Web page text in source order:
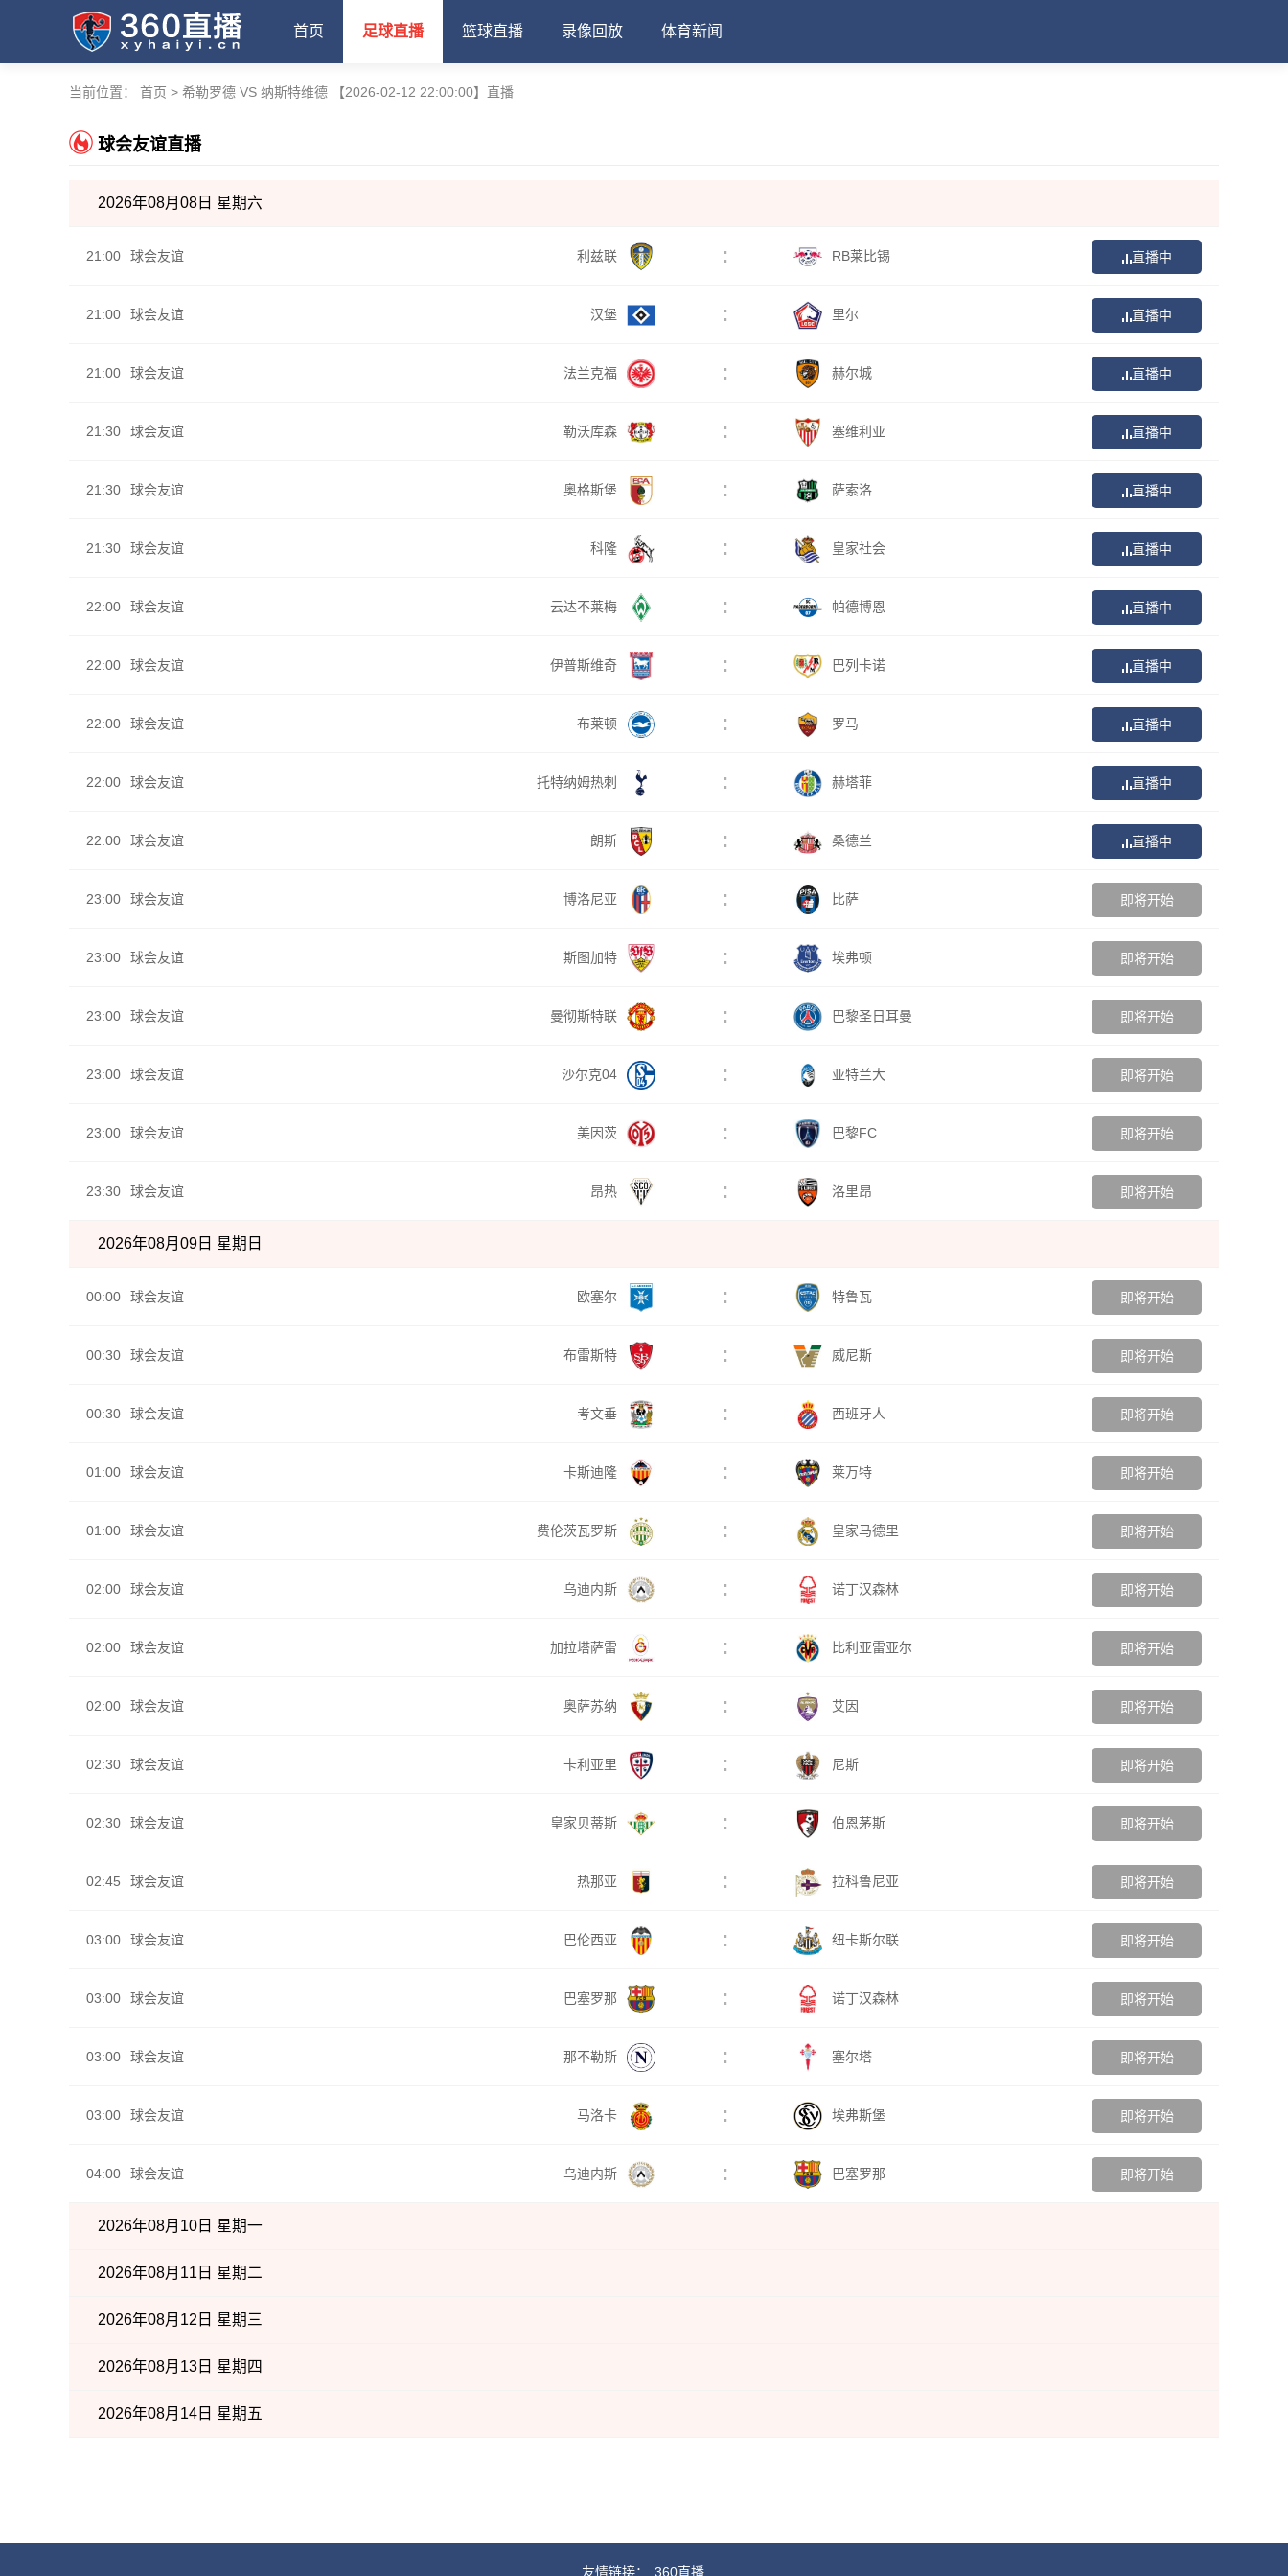
首页 足球直播 篮球直播 录像回放 体育新闻
当前位置： 首页 > 希勒罗德 VS 纳斯特维德 【2026-02-12 22:00:00】直播
球会友谊直播
2026年08月08日 星期六
21:00 球会友谊 利兹联 : RB莱比锡 直播中
21:00 球会友谊 汉堡 : 里尔 直播中
21:00 球会友谊 法兰克福 : 赫尔城 直播中
21:30 球会友谊 勒沃库森 : 塞维利亚 直播中
21:30 球会友谊 奥格斯堡 : 萨索洛 直播中
21:30 球会友谊 科隆 : 皇家社会 直播中
22:00 球会友谊 云达不莱梅 : 帕德博恩 直播中
22:00 球会友谊 伊普斯维奇 : 巴列卡诺 直播中
22:00 球会友谊 布莱顿 : 罗马 直播中
22:00 球会友谊 托特纳姆热刺 : 赫塔菲 直播中
22:00 球会友谊 朗斯 : 桑德兰 直播中
23:00 球会友谊 博洛尼亚 : 比萨 即将开始
23:00 球会友谊 斯图加特 : 埃弗顿 即将开始
23:00 球会友谊 曼彻斯特联 : 巴黎圣日耳曼 即将开始
23:00 球会友谊 沙尔克04 : 亚特兰大 即将开始
23:00 球会友谊 美因茨 : 巴黎FC 即将开始
23:30 球会友谊 昂热 : 洛里昂 即将开始
2026年08月09日 星期日
00:00 球会友谊 欧塞尔 : 特鲁瓦 即将开始
00:30 球会友谊 布雷斯特 : 威尼斯 即将开始
00:30 球会友谊 考文垂 : 西班牙人 即将开始
01:00 球会友谊 卡斯迪隆 : 莱万特 即将开始
01:00 球会友谊 费伦茨瓦罗斯 : 皇家马德里 即将开始
02:00 球会友谊 乌迪内斯 : 诺丁汉森林 即将开始
02:00 球会友谊 加拉塔萨雷 : 比利亚雷亚尔 即将开始
02:00 球会友谊 奥萨苏纳 : 艾因 即将开始
02:30 球会友谊 卡利亚里 : 尼斯 即将开始
02:30 球会友谊 皇家贝蒂斯 : 伯恩茅斯 即将开始
02:45 球会友谊 热那亚 : 拉科鲁尼亚 即将开始
03:00 球会友谊 巴伦西亚 : 纽卡斯尔联 即将开始
03:00 球会友谊 巴塞罗那 : 诺丁汉森林 即将开始
03:00 球会友谊 那不勒斯 : 塞尔塔 即将开始
03:00 球会友谊 马洛卡 : 埃弗斯堡 即将开始
04:00 球会友谊 乌迪内斯 : 巴塞罗那 即将开始
2026年08月10日 星期一
2026年08月11日 星期二
2026年08月12日 星期三
2026年08月13日 星期四
2026年08月14日 星期五
友情链接： 360直播